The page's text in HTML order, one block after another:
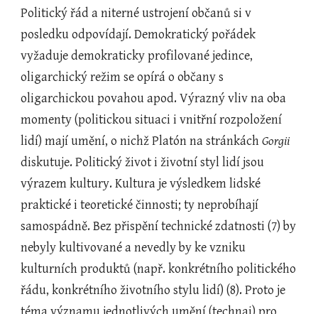
Politický řád a niterné ustrojení občanů si v
posledku odpovídají. Demokratický pořádek
vyžaduje demokraticky profilované jedince,
oligarchický režim se opírá o občany s
oligarchickou povahou apod. Výrazný vliv na oba
momenty (politickou situaci i vnitřní rozpoložení
lidí) mají umění, o nichž Platón na stránkách Gorgii
diskutuje. Politický život i životní styl lidí jsou
výrazem kultury. Kultura je výsledkem lidské
praktické i teoretické činnosti; ty neprobíhají
samospádně. Bez přispění technické zdatnosti (7) by
nebyly kultivované a nevedly by ke vzniku
kulturních produktů (např. konkrétního politického
řádu, konkrétního životního stylu lidí) (8). Proto je